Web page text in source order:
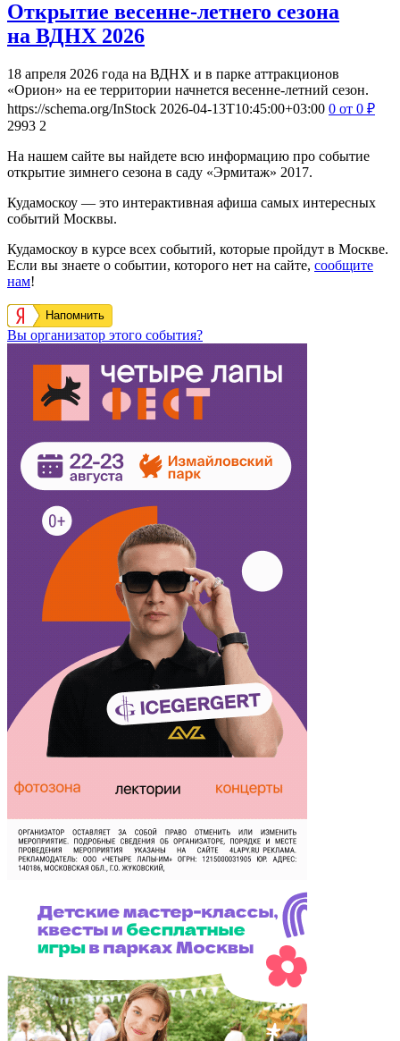
Открытие весенне-летнего сезона
на ВДНХ 2026
18 апреля 2026 года на ВДНХ и в парке аттракционов
«Орион» на ее территории начнется весенне-летний сезон.
https://schema.org/InStock 2026-04-13T10:45:00+03:00 0 от 0 ₽
2993 2
На нашем сайте вы найдете всю информацию про событие
открытие зимнего сезона в саду «Эрмитаж» 2017.
Кудамоскоу — это интерактивная афиша самых интересных
событий Москвы.
Кудамоскоу в курсе всех событий, которые пройдут в Москве.
Если вы знаете о событии, которого нет на сайте, сообщите
нам!
Напомнить
Вы организатор этого события?